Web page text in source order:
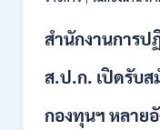
หลาย
/
ต้อง
ภาค
สำนักงานการป
ส.ป.ก. เปิดรับ
กองทุนฯ หลาย